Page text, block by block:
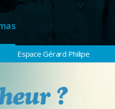
Espace Gérard Philipe